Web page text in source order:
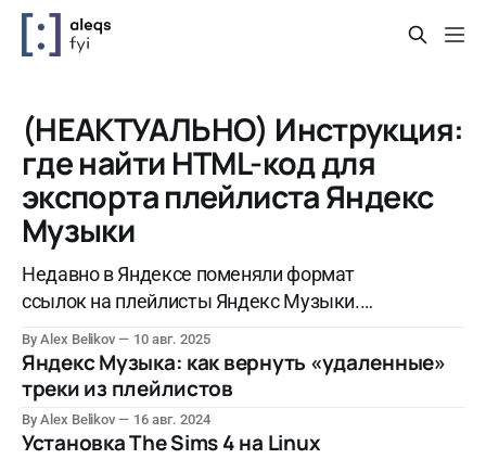
(НЕАКТУАЛЬНО) Инструкция:
где найти HTML-код для
экспорта плейлиста Яндекс
Музыки
Недавно в Яндексе поменяли формат
ссылок на плейлисты Яндекс Музыки.
Новые ссылки не подходят, так как не
содержат ID плейлиста и имени
пользователя. Показываю обходной способ
использования сервиса.
By Alex Belikov 10 авг. 2025
Яндекс Музыка: как вернуть «удаленные»
треки из плейлистов
By Alex Belikov 16 авг. 2024
Установка The Sims 4 на Linux